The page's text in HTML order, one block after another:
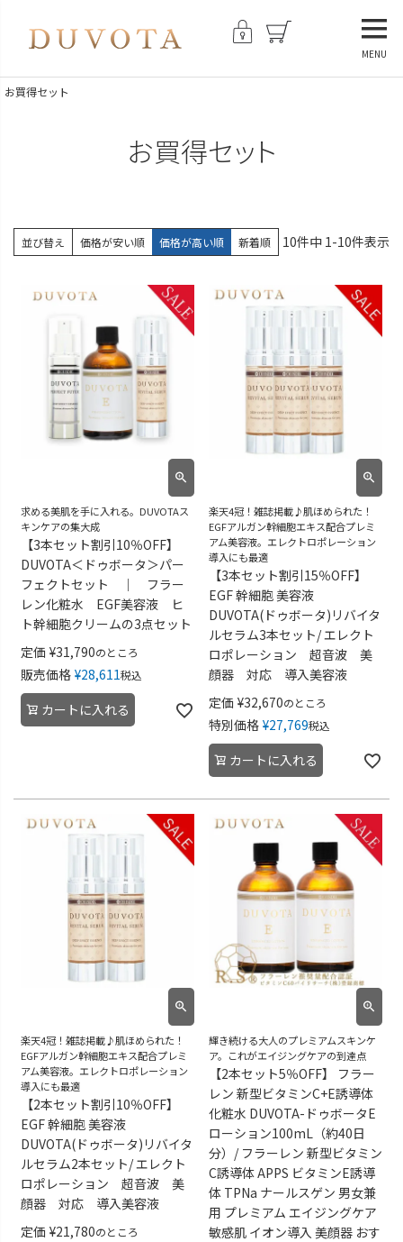
MENU
お買得セット
お買得セット
並び替え 価格が安い順 価格が高い順 新着順 10件中 1-10件表示
求める美肌を手に入れる。DUVOTAス
キンケアの集大成
【3本セット割引10％OFF】
DUVOTA＜ドゥボータ＞パー
フェクトセット ｜ フラー
レン化粧水 EGF美容液 ヒ
ト幹細胞クリームの3点セット
定価 ¥31,790のところ
販売価格 ¥28,611税込
カートに入れる
楽天4冠！雑誌掲載♪肌ほめられた！
EGFアルガン幹細胞エキス配合プレミ
アム美容液。エレクトロポレーション
導入にも最適
【3本セット割引15％OFF】
EGF 幹細胞 美容液
DUVOTA(ドゥボータ)リバイタ
ルセラム3本セット/ エレクト
ロポレーション 超音波 美
顔器 対応 導入美容液
定価 ¥32,670のところ
特別価格 ¥27,769税込
カートに入れる
楽天4冠！雑誌掲載♪肌ほめられた！
EGFアルガン幹細胞エキス配合プレミ
アム美容液。エレクトロポレーション
導入にも最適
【2本セット割引10％OFF】
EGF 幹細胞 美容液
DUVOTA(ドゥボータ)リバイタ
ルセラム2本セット/ エレクト
ロポレーション 超音波 美
顔器 対応 導入美容液
定価 ¥21,780のところ
輝き続ける大人のプレミアムスキンケ
ア。これがエイジングケアの到達点
【2本セット5％OFF】 フラー
レン 新型ビタミンC+E誘導体
化粧水 DUVOTA-ドゥボータE
ローション100mL（約40日
分）/ フラーレン 新型ビタミン
C誘導体 APPS ビタミンE誘導
体 TPNa ナールスゲン 男女兼
用 プレミアム エイジングケア
敏感肌 イオン導入 美顔器 おす